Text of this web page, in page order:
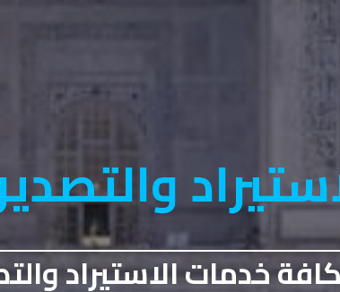
خدمات الاستيراد